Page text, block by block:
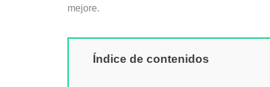
mejore.
Índice de contenidos